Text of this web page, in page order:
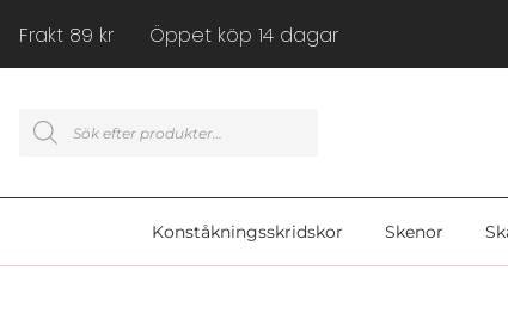
Frakt 89 kr Öppet köp 14 dagar
Konståkningsskridskor Skenor